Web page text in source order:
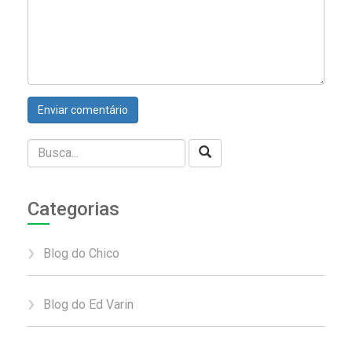
Categorias
Blog do Chico
Blog do Ed Varin